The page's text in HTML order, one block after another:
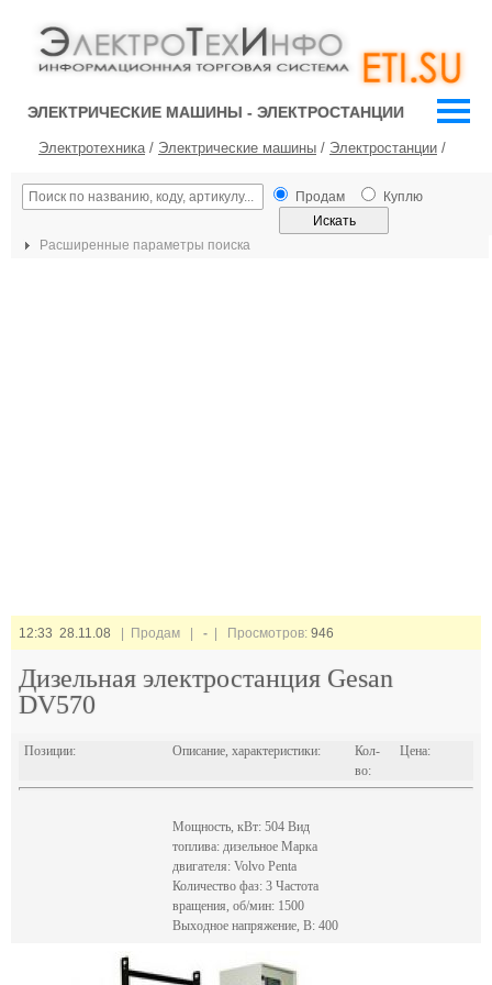
ЭЛЕКТРИЧЕСКИЕ МАШИНЫ - ЭЛЕКТРОСТАНЦИИ
Электротехника/ Электрические машины / Электростанции /
Продам Куплю
Расширенные параметры поиска
12:33 28.11.08 | Продам | - | Просмотров: 946
Дизельная электростанция Gesan
DV570
Позиции: Описание, характеристики:
Кол-
во:
Цена:
Мощность, кВт: 504 Вид
топлива: дизельное Марка
двигателя: Volvo Penta
Количество фаз: 3 Частота
вращения, об/мин: 1500
Выходное напряжение, В: 400